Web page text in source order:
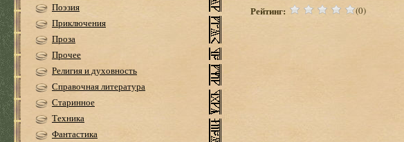
Поэзия
Приключения
Проза
Прочее
Религия и духовность
Справочная литература
Старинное
Техника
Фантастика
Рейтинг: (0)